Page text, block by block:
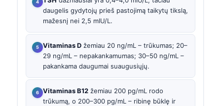
daugelis gydytojų prieš pastojimą taikytų tikslą,
mažesnį nei 2,5 mIU/L.
Vitaminas D žemiau 20 ng/mL – trūkumas; 20–
29 ng/mL – nepakankamumas; 30–50 ng/mL –
pakankama daugumai suaugusiųjų.
Vitaminas B12 žemiau 200 pg/mL rodo
trūkumą, o 200–300 pg/mL – ribinę būklę ir